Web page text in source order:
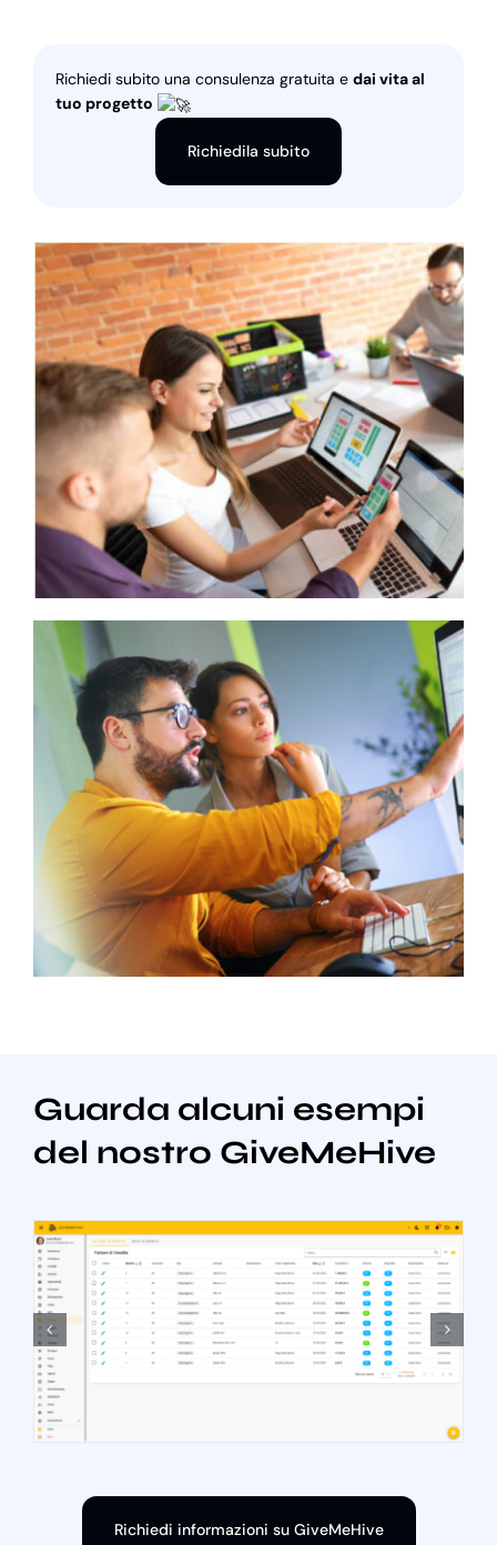
Richiedi subito una consulenza gratuita e dai vita al
tuo progetto
Richiedila subito
Guarda alcuni esempi
del nostro GiveMeHive
Richiedi informazioni su GiveMeHive